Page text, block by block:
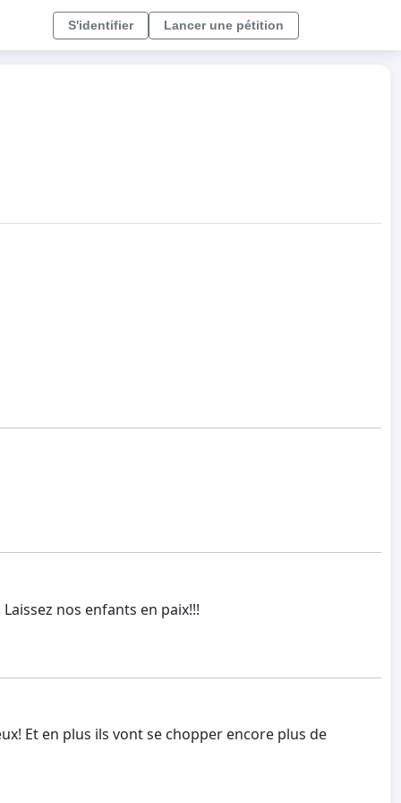
S'identifier Lancer une pétition
nos enfants en paix!!!
Et en plus ils vont se chopper encore plus de